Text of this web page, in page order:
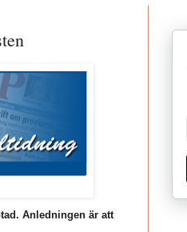
Anledningen är att